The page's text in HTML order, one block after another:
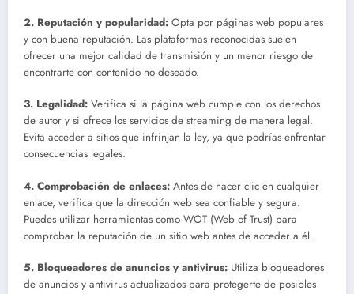
2. Reputación y popularidad: Opta por páginas web populares
y con buena reputación. Las plataformas reconocidas suelen
ofrecer una mejor calidad de transmisión y un menor riesgo de
encontrarte con contenido no deseado.
3. Legalidad: Verifica si la página web cumple con los derechos
de autor y si ofrece los servicios de streaming de manera legal.
Evita acceder a sitios que infrinjan la ley, ya que podrías enfrentar
consecuencias legales.
4. Comprobación de enlaces: Antes de hacer clic en cualquier
enlace, verifica que la dirección web sea confiable y segura.
Puedes utilizar herramientas como WOT (Web of Trust) para
comprobar la reputación de un sitio web antes de acceder a él.
5. Bloqueadores de anuncios y antivirus: Utiliza bloqueadores
de anuncios y antivirus actualizados para protegerte de posibles